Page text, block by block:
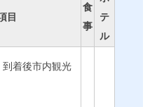
目
食
事
テ
ル
到着後市内観光